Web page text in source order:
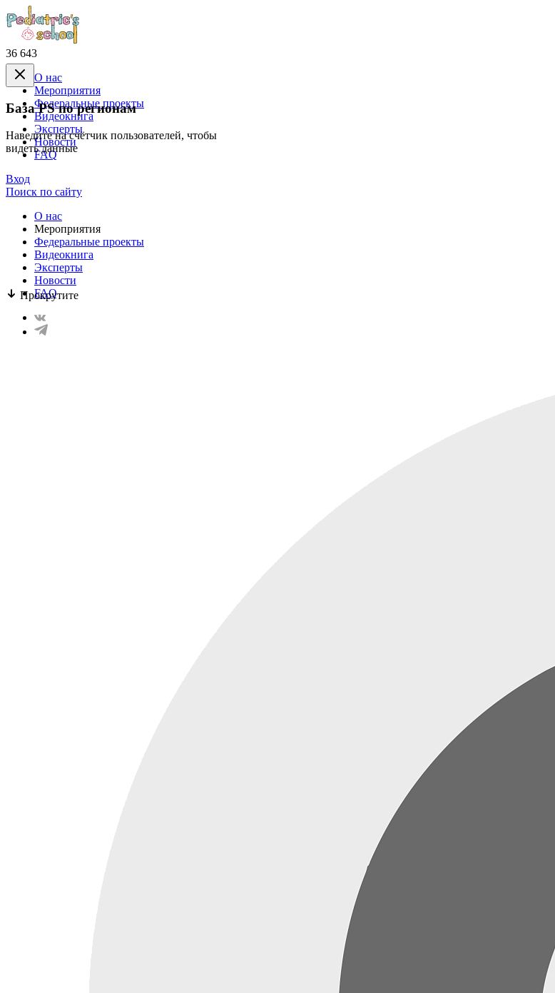
36 643
База PS по регионам
Наведите на счётчик пользователей, чтобы
видеть данные
Прокрутите
О нас
Mероприятия
Федеральные проекты
Видеокнига
Эксперты
Новости
FAQ
Вход
Поиск по сайту
О нас
Mероприятия
Федеральные проекты
Видеокнига
Эксперты
Новости
FAQ